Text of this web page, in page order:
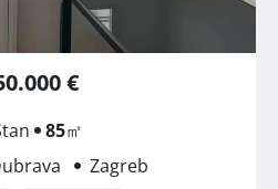
€
85㎡
Zagreb